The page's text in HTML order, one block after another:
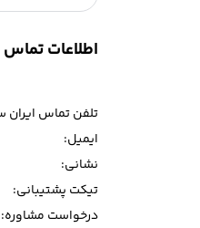
فرش در
بهترین نقش...
اطلاعات تماس
تلفن تماس ایران
ایمیل:
نشانی:
تیکت پشتیبانی:
درخواست مشاوره: